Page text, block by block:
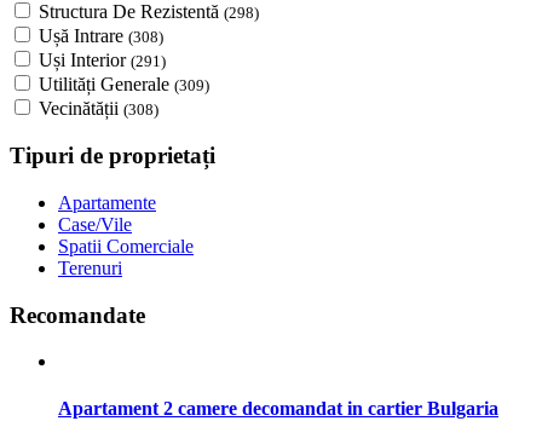
Structura De Rezistentă (298)
Ușă Intrare (308)
Uși Interior (291)
Utilități Generale (309)
Vecinătății (308)
Tipuri de proprietați
Apartamente
Case/Vile
Spatii Comerciale
Terenuri
Recomandate
Apartament 2 camere decomandat in cartier Bulgaria